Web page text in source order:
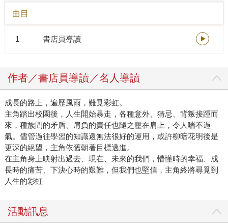
曲目
1 書店員導讀
作者／書店員導讀／名人導讀
成長的路上，遍歷風雨，難覓彩虹。
主角踏出校園後，人生開始暴走，各種意外、猜忌、背叛接踵而
來，種族間的矛盾、肩負的責任也隨之壓在肩上，令人喘不過
氣。儘管過往學習的知識還無法很好的運用，或許柳暗花明後是
更深的絕望，主角依舊朝著目標邁進。
在主角身上映射出過去、現在、未來的我們，懵懂時的幸福、成
長時的痛苦、下決心時的艱難，但我們也堅信，主角終將尋覓到
人生的彩虹
活動訊息